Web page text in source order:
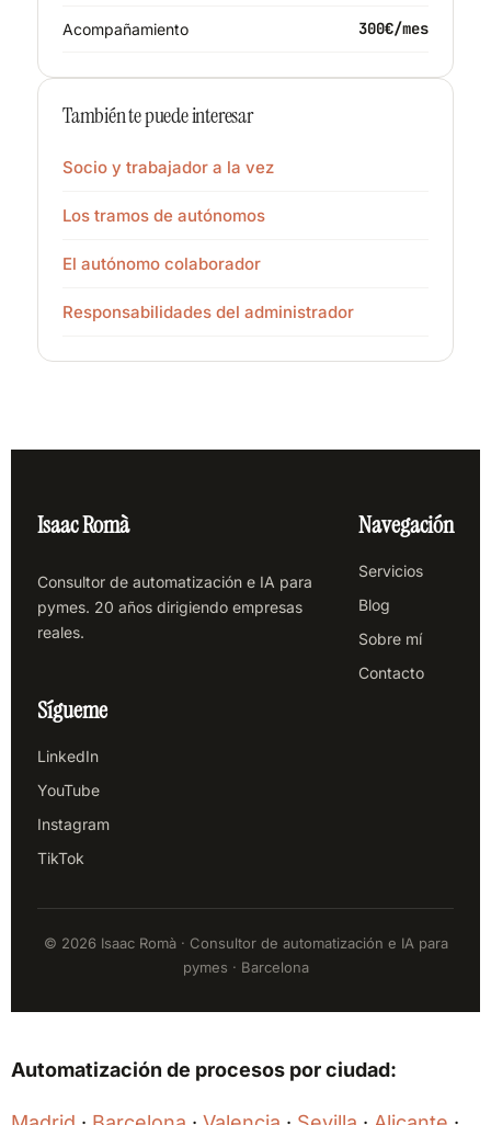
Acompañamiento 300€/mes
También te puede interesar
Socio y trabajador a la vez
Los tramos de autónomos
El autónomo colaborador
Responsabilidades del administrador
Isaac Romà
Consultor de automatización e IA para
pymes. 20 años dirigiendo empresas
reales.
Navegación
Servicios
Blog
Sobre mí
Contacto
Sígueme
LinkedIn
YouTube
Instagram
TikTok
© 2026 Isaac Romà · Consultor de automatización e IA para
pymes · Barcelona
Automatización de procesos por ciudad: